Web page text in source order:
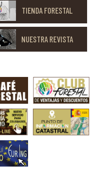
TIENDA FORESTAL
NUESTRA REVISTA